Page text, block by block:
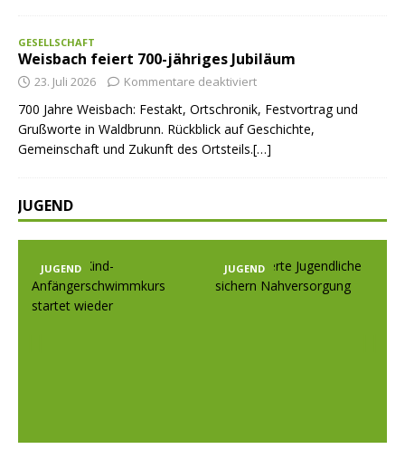
GESELLSCHAFT
Weisbach feiert 700-jähriges Jubiläum
23. Juli 2026 Kommentare deaktiviert
700 Jahre Weisbach: Festakt, Ortschronik, Festvortrag und
Grußworte in Waldbrunn. Rückblick auf Geschichte,
Gemeinschaft und Zukunft des Ortsteils.[…]
JUGEND
JUGEND JUGEND